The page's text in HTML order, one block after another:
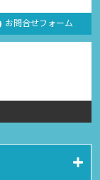
お問合せフォーム